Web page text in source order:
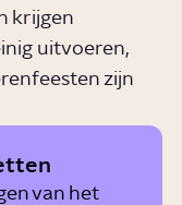
krijgen
uitvoeren,
zijn
van het